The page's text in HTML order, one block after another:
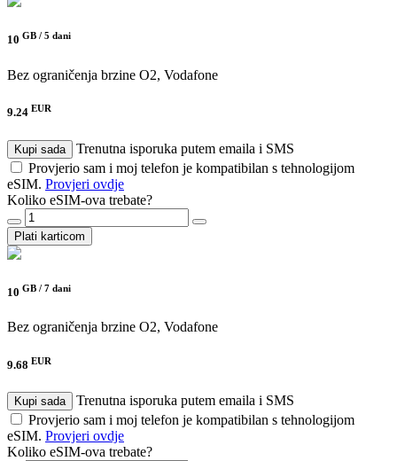
10 GB / 5 dani
Bez ograničenja brzine O2, Vodafone
9.24 EUR
Kupi sada
Trenutna isporuka putem emaila i SMS
Provjerio sam i moj telefon je kompatibilan s tehnologijom
eSIM. Provjeri ovdje
Koliko eSIM-ova trebate?
Plati karticom
10 GB / 7 dani
Bez ograničenja brzine O2, Vodafone
9.68 EUR
Kupi sada
Trenutna isporuka putem emaila i SMS
Provjerio sam i moj telefon je kompatibilan s tehnologijom
eSIM. Provjeri ovdje
Koliko eSIM-ova trebate?